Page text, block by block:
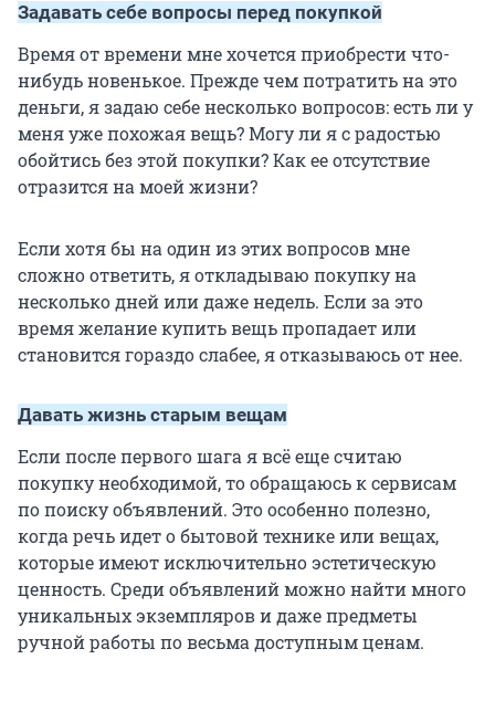
Задавать себе вопросы перед покупкой
Время от времени мне хочется приобрести что-
нибудь новенькое. Прежде чем потратить на это
деньги, я задаю себе несколько вопросов: есть ли у
меня уже похожая вещь? Могу ли я с радостью
обойтись без этой покупки? Как ее отсутствие
отразится на моей жизни?
Если хотя бы на один из этих вопросов мне
сложно ответить, я откладываю покупку на
несколько дней или даже недель. Если за это
время желание купить вещь пропадает или
становится гораздо слабее, я отказываюсь от нее.
Давать жизнь старым вещам
Если после первого шага я всё еще считаю
покупку необходимой, то обращаюсь к сервисам
по поиску объявлений. Это особенно полезно,
когда речь идет о бытовой технике или вещах,
которые имеют исключительно эстетическую
ценность. Среди объявлений можно найти много
уникальных экземпляров и даже предметы
ручной работы по весьма доступным ценам.